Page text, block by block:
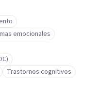
emocionales
Trastornos cognitivos